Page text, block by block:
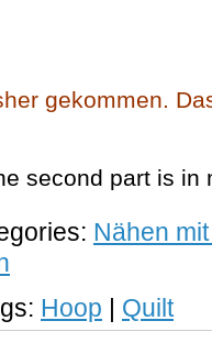
gekommen.
second part is in
Nähen
Hoop | Quilt